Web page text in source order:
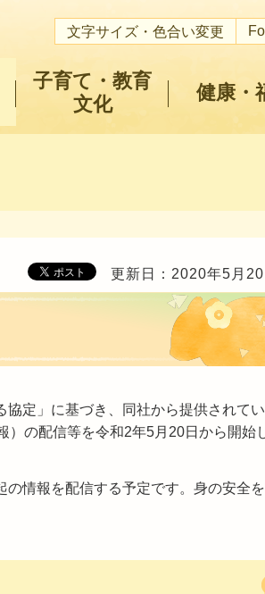
文字サイズ・色合い変更
子育て・教育
文化
健康・
更新日：2020年5月20
定」に基づき、同社から提供されてい
）の配信等を令和2年5月20日から開始
情報を配信する予定です。身の安全